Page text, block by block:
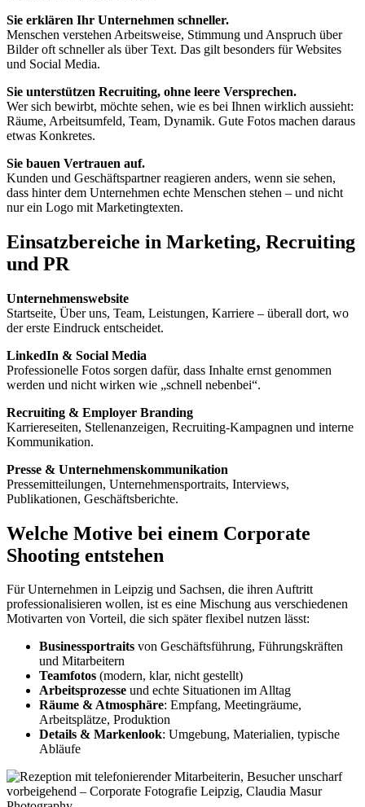
Sie erklären Ihr Unternehmen schneller.
Menschen verstehen Arbeitsweise, Stimmung und Anspruch über
Bilder oft schneller als über Text. Das gilt besonders für Websites
und Social Media.
Sie unterstützen Recruiting, ohne leere Versprechen.
Wer sich bewirbt, möchte sehen, wie es bei Ihnen wirklich aussieht:
Räume, Arbeitsumfeld, Team, Dynamik. Gute Fotos machen daraus
etwas Konkretes.
Sie bauen Vertrauen auf.
Kunden und Geschäftspartner reagieren anders, wenn sie sehen,
dass hinter dem Unternehmen echte Menschen stehen – und nicht
nur ein Logo mit Marketingtexten.
Einsatzbereiche in Marketing, Recruiting
und PR
Unternehmenswebsite
Startseite, Über uns, Team, Leistungen, Karriere – überall dort, wo
der erste Eindruck entscheidet.
LinkedIn & Social Media
Professionelle Fotos sorgen dafür, dass Inhalte ernst genommen
werden und nicht wirken wie „schnell nebenbei“.
Recruiting & Employer Branding
Karriereseiten, Stellenanzeigen, Recruiting-Kampagnen und interne
Kommunikation.
Presse & Unternehmenskommunikation
Pressemitteilungen, Unternehmensportraits, Interviews,
Publikationen, Geschäftsberichte.
Welche Motive bei einem Corporate
Shooting entstehen
Für Unternehmen in Leipzig und Sachsen, die ihren Auftritt
professionalisieren wollen, ist es eine Mischung aus verschiedenen
Motivarten von Vorteil, die sich später flexibel nutzen lässt:
Businessportraits von Geschäftsführung, Führungskräften
und Mitarbeitern
Teamfotos (modern, klar, nicht gestellt)
Arbeitsprozesse und echte Situationen im Alltag
Räume & Atmosphäre: Empfang, Meetingräume,
Arbeitsplätze, Produktion
Details & Markenlook: Umgebung, Materialien, typische
Abläufe